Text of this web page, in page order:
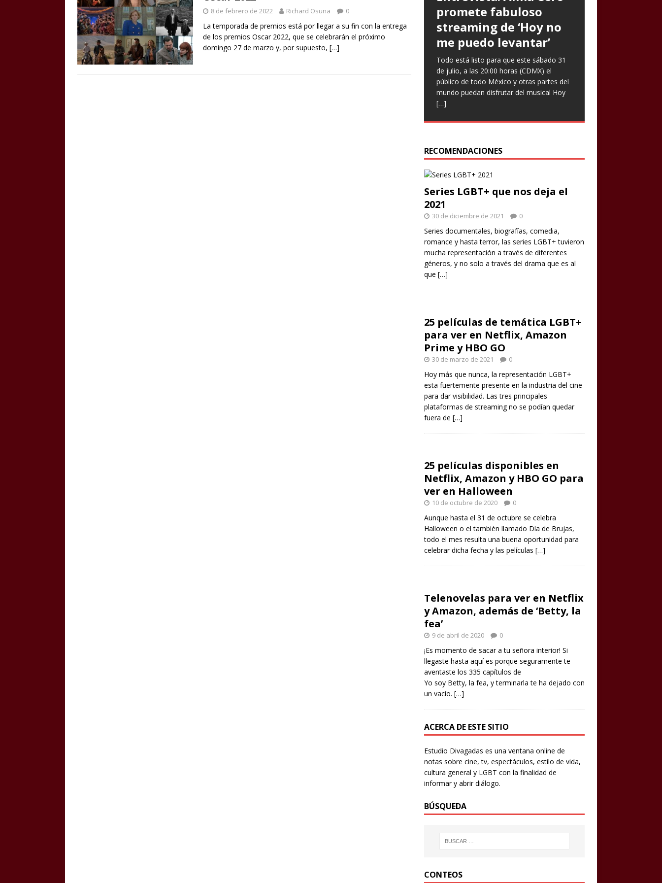
8 de febrero de 2022 Richard Osuna 0
La temporada de premios está por llegar a su fin con la entrega
de los premios Oscar 2022, que se celebrarán el próximo
domingo 27 de marzo y, por supuesto, […]
promete fabuloso
streaming de ‘Hoy no
me puedo levantar’
Todo está listo para que este sábado 31
de julio, a las 20:00 horas (CDMX) el
público de todo México y otras partes del
mundo puedan disfrutar del musical Hoy
[…]
Goto expresa que
‘Nuestro amor es arte’
en nuevo sencillo
Entrevista Divagadas por Richard Osuna
(IG: @beepbeeprichiemx)Fotografías:
Cortesía Nuestro amor es arte es el
nuevo sencillo de Paulina Goto en la
escena musical y a través del cual busca
Prometen risas con
‘Infieles’, una obra
llena de enredos
Este miércoles llega una nueva función de
la comedia teatral Infieles, historia que
promete Chapu Garza, uno de los actores
que forman parte de la obra, identificará a
hombres y
RECOMENDACIONES
Series LGBT+ que nos deja el
2021
30 de diciembre de 2021 0
Series documentales, biografías, comedia,
romance y hasta terror, las series LGBT+ tuvieron
mucha representación a través de diferentes
géneros, y no solo a través del drama que es al
que […]
25 películas de temática LGBT+
para ver en Netflix, Amazon
Prime y HBO GO
30 de marzo de 2021 0
Hoy más que nunca, la representación LGBT+
esta fuertemente presente en la industria del cine
para dar visibilidad. Las tres principales
plataformas de streaming no se podían quedar
fuera de […]
25 películas disponibles en
Netflix, Amazon y HBO GO para
ver en Halloween
10 de octubre de 2020 0
Aunque hasta el 31 de octubre se celebra
Halloween o el también llamado Día de Brujas,
todo el mes resulta una buena oportunidad para
celebrar dicha fecha y las películas […]
Telenovelas para ver en Netflix
y Amazon, además de ‘Betty, la
fea’
9 de abril de 2020 0
¡Es momento de sacar a tu señora interior! Si
llegaste hasta aquí es porque seguramente te
aventaste los 335 capítulos de
Yo soy Betty, la fea, y terminarla te ha dejado con
un vacío. […]
ACERCA DE ESTE SITIO
Estudio Divagadas es una ventana online de
notas sobre cine, tv, espectáculos, estilo de vida,
cultura general y LGBT con la finalidad de
informar y abrir diálogo.
BÚSQUEDA
CONTEOS